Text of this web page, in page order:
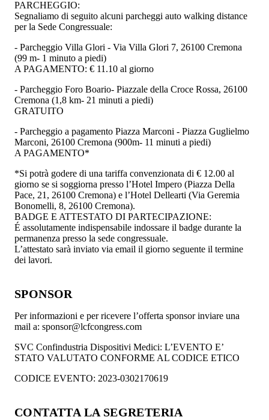
PARCHEGGIO:
Segnaliamo di seguito alcuni parcheggi auto walking distance
per la Sede Congressuale:
- Parcheggio Villa Glori - Via Villa Glori 7, 26100 Cremona
(99 m- 1 minuto a piedi)
A PAGAMENTO: € 11.10 al giorno
- Parcheggio Foro Boario- Piazzale della Croce Rossa, 26100
Cremona (1,8 km- 21 minuti a piedi)
GRATUITO
- Parcheggio a pagamento Piazza Marconi - Piazza Guglielmo
Marconi, 26100 Cremona (900m- 11 minuti a piedi)
A PAGAMENTO*
*Si potrà godere di una tariffa convenzionata di € 12.00 al
giorno se si soggiorna presso l’Hotel Impero (Piazza Della
Pace, 21, 26100 Cremona) e l’Hotel Dellearti (Via Geremia
Bonomelli, 8, 26100 Cremona).
BADGE E ATTESTATO DI PARTECIPAZIONE:
É assolutamente indispensabile indossare il badge durante la
permanenza presso la sede congressuale.
L’attestato sarà inviato via email il giorno seguente il termine
dei lavori.
SPONSOR
Per informazioni e per ricevere l’offerta sponsor inviare una
mail a: sponsor@lcfcongress.com
SVC Confindustria Dispositivi Medici: L’EVENTO E’
STATO VALUTATO CONFORME AL CODICE ETICO
CODICE EVENTO: 2023-0302170619
CONTATTA LA SEGRETERIA